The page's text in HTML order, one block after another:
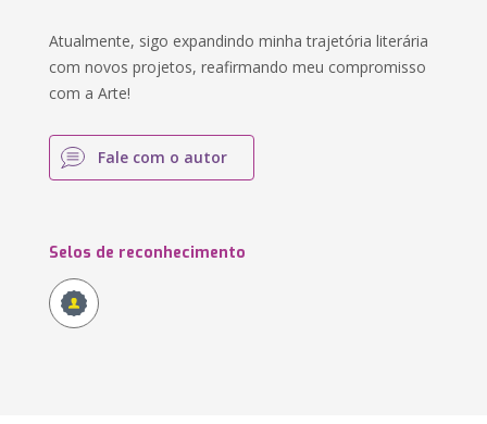
Atualmente, sigo expandindo minha trajetória literária
com novos projetos, reafirmando meu compromisso
com a Arte!
Fale com o autor
Selos de reconhecimento